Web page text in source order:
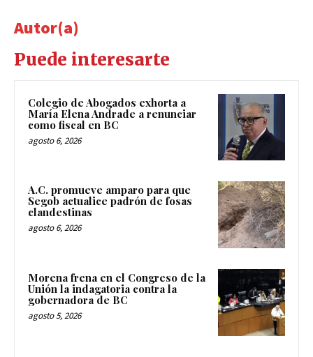
Autor(a)
Puede interesarte
Colegio de Abogados exhorta a
María Elena Andrade a renunciar
como fiscal en BC
agosto 6, 2026
A.C. promueve amparo para que
Segob actualice padrón de fosas
clandestinas
agosto 6, 2026
Morena frena en el Congreso de la
Unión la indagatoria contra la
gobernadora de BC
agosto 5, 2026